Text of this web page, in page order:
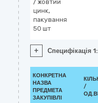
/ жовтий
цинк,
пакування
50 шт
+ Специфікація
КОНКРЕТНА
НАЗВА
ПРЕДМЕТА
ЗАКУПІВЛІ
/